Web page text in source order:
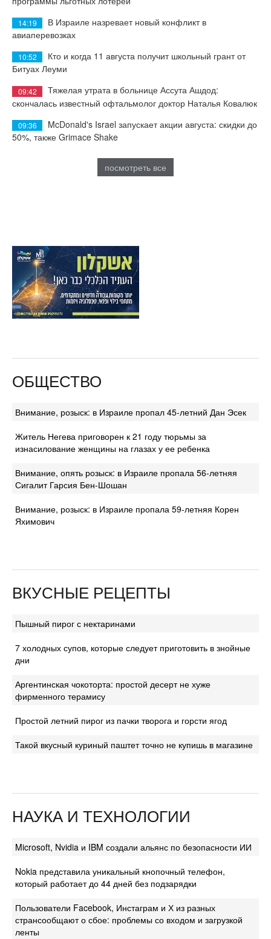
14:19
В Израиле назревает новый конфликт в
авиаперевозках
10:52
Кто и когда 11 августа получит школьный грант от
Битуах Леуми
09:42
Тяжелая утрата в больнице Ассута Ашдод:
скончалась известный офтальмолог доктор Наталья Ковалюк
09:36
McDonald's Israel запускает акции августа: скидки до
50%, также Grimace Shake
посмотреть все
ОБЩЕСТВО
Внимание, розыск: в Израиле пропал 45-летний Дан Эсек
Житель Негева приговорен к 21 году тюрьмы за
изнасилование женщины на глазах у ее ребенка
Внимание, опять розыск: в Израиле пропала 56-летняя
Сигалит Гарсия Бен-Шошан
Внимание, розыск: в Израиле пропала 59-летняя Корен
Яхимович
ВКУСНЫЕ РЕЦЕПТЫ
Пышный пирог с нектаринами
7 холодных супов, которые следует приготовить в знойные
дни
Аргентинская чокоторта: простой десерт не хуже
фирменного терамису
Простой летний пирог из пачки творога и горсти ягод
Такой вкусный куриный паштет точно не купишь в магазине
НАУКА И ТЕХНОЛОГИИ
Microsoft, Nvidia и IBM создали альянс по безопасности ИИ
Nokia представила уникальный кнопочный телефон,
который работает до 44 дней без подзарядки
Пользователи Facebook, Инстаграм и Х из разных
странсообщают о сбое: проблемы со входом и загрузкой
ленты